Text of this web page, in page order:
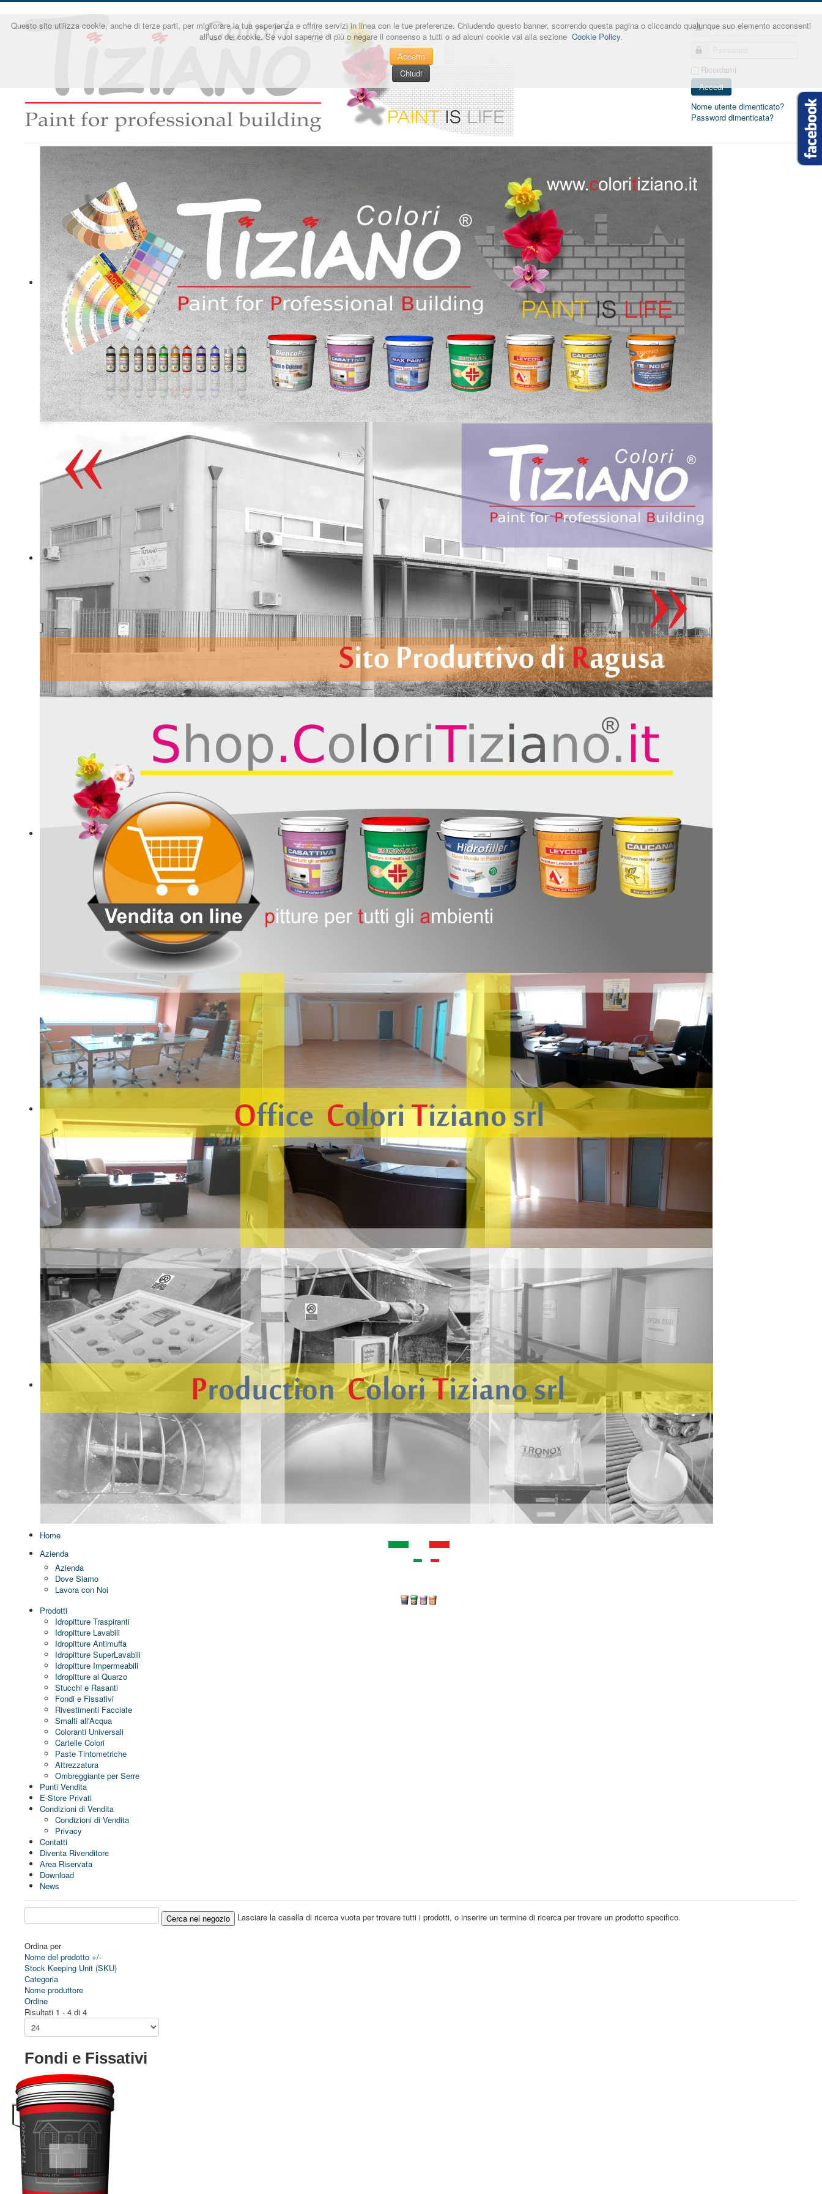
Questo sito utilizza cookie, anche di terze parti, per migliorare la tua esperienza e offrire servizi in linea con le tue preferenze. Chiudendo questo banner, scorrendo questa pagina o cliccando qualunque suo elemento acconsenti
all’uso dei cookie. Se vuoi saperne di più o negare il consenso a tutti o ad alcuni cookie vai alla sezione Cookie Policy.
Accetto
Chiudi
Nome utente
Ricordami
Accedi
Nome utente dimenticato?
Password dimenticata?
Home
Azienda
Azienda
Dove Siamo
Lavora con Noi
Prodotti
Idropitture Traspiranti
Idropitture Lavabili
Idropitture Antimuffa
Idropitture SuperLavabili
Idropitture Impermeabili
Idropitture al Quarzo
Stucchi e Rasanti
Fondi e Fissativi
Rivestimenti Facciate
Smalti all'Acqua
Coloranti Universali
Cartelle Colori
Paste Tintometriche
Attrezzatura
Ombreggiante per Serre
Punti Vendita
E-Store Privati
Condizioni di Vendita
Condizioni di Vendita
Privacy
Contatti
Diventa Rivenditore
Area Riservata
Download
News
Lasciare la casella di ricerca vuota per trovare tutti i prodotti, o inserire un termine di ricerca per trovare un prodotto specifico.
Ordina per
Nome del prodotto +/-
Stock Keeping Unit (SKU)
Categoria
Nome produttore
Ordine
Risultati 1 - 4 di 4
Fondi e Fissativi